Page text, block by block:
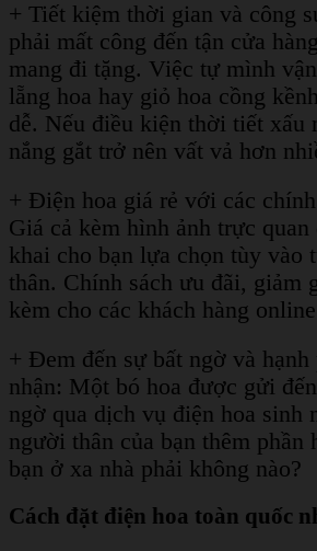
+ Tiết kiệm thời gian và công
phải mất công đến tận cửa
mang đi tặng. Việc tự mình
lẵng hoa hay giỏ hoa cồng
dễ. Nếu điều kiện thời tiết xấu
nắng gắt trở nên vất vả hơn
+ Điện hoa giá rẻ với các
Giá cả kèm hình ảnh trực quan
khai cho bạn lựa chọn tùy vào
thân. Chính sách ưu đãi, giảm
kèm cho các khách hàng
+ Đem đến sự bất ngờ và
nhận: Một bó hoa được gửi
ngờ qua dịch vụ điện hoa sinh
người thân của bạn thêm phần
bạn ở xa nhà phải không nào?
Cách đặt điện hoa toàn quốc